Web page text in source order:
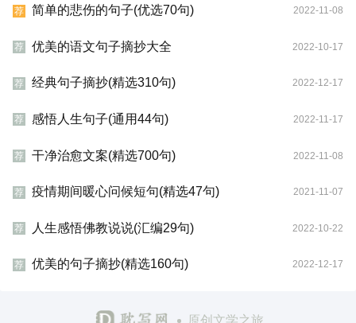
荐 简单的悲伤的句子(优选70句) 2022-11-08
荐 优美的语文句子摘抄大全 2022-10-17
荐 经典句子摘抄(精选310句) 2022-12-17
荐 感悟人生句子(通用44句) 2022-11-17
荐 干净治愈文案(精选700句) 2022-11-08
荐 疫情期间暖心问候短句(精选47句) 2021-11-07
荐 人生感悟佛教说说(汇编29句) 2022-10-22
荐 优美的句子摘抄(精选160句) 2022-12-17
原创文学之旅